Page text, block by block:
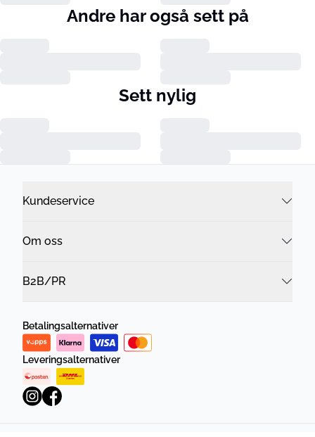
Andre har også sett på
Sett nylig
Kundeservice
Om oss
B2B/PR
Betalingsalternativer
Leveringsalternativer